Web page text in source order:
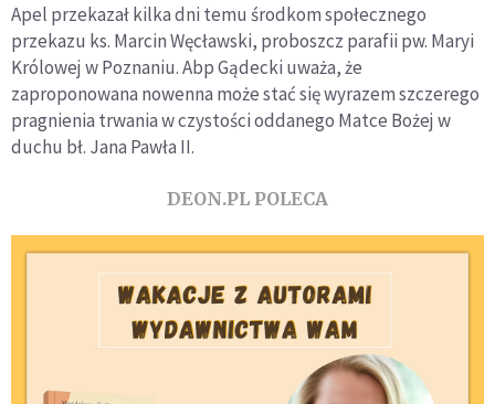
Apel przekazał kilka dni temu środkom społecznego
przekazu ks. Marcin Węcławski, proboszcz parafii pw. Maryi
Królowej w Poznaniu. Abp Gądecki uważa, że
zaproponowana nowenna może stać się wyrazem szczerego
pragnienia trwania w czystości oddanego Matce Bożej w
duchu bł. Jana Pawła II.
DEON.PL POLECA